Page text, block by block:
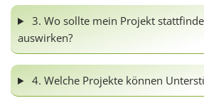
3. Wo sollte mein Projekt
auswirken?
4. Welche Projekte können